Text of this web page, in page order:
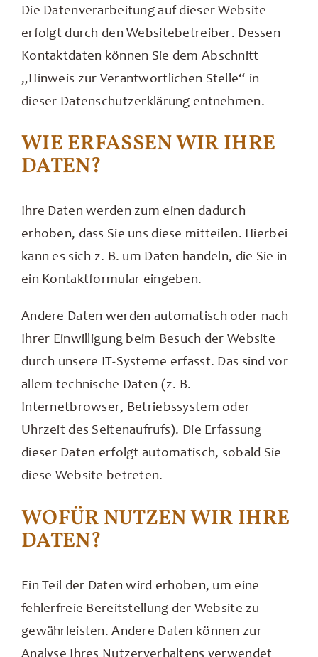
Die Datenverarbeitung auf dieser Website
erfolgt durch den Websitebetreiber. Dessen
Kontaktdaten können Sie dem Abschnitt
„Hinweis zur Verantwortlichen Stelle“ in
dieser Datenschutzerklärung entnehmen.
WIE ERFASSEN WIR IHRE
DATEN?
Ihre Daten werden zum einen dadurch
erhoben, dass Sie uns diese mitteilen. Hierbei
kann es sich z. B. um Daten handeln, die Sie in
ein Kontaktformular eingeben.
Andere Daten werden automatisch oder nach
Ihrer Einwilligung beim Besuch der Website
durch unsere IT-Systeme erfasst. Das sind vor
allem technische Daten (z. B.
Internetbrowser, Betriebssystem oder
Uhrzeit des Seitenaufrufs). Die Erfassung
dieser Daten erfolgt automatisch, sobald Sie
diese Website betreten.
WOFÜR NUTZEN WIR IHRE
DATEN?
Ein Teil der Daten wird erhoben, um eine
fehlerfreie Bereitstellung der Website zu
gewährleisten. Andere Daten können zur
Analyse Ihres Nutzerverhaltens verwendet